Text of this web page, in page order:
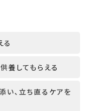
る
養してもらえる
い、立ち直るケアを